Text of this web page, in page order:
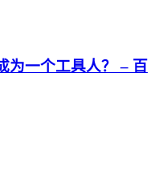
为一个工具人？ – 百